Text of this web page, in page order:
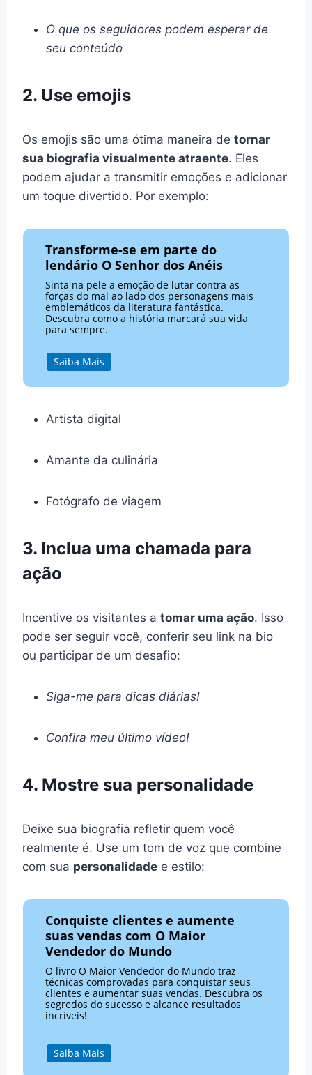
O que os seguidores podem esperar de
seu conteúdo
2. Use emojis
Os emojis são uma ótima maneira de tornar
sua biografia visualmente atraente. Eles
podem ajudar a transmitir emoções e adicionar
um toque divertido. Por exemplo:
Transforme-se em parte do
lendário O Senhor dos Anéis
Sinta na pele a emoção de lutar contra as
forças do mal ao lado dos personagens mais
emblemáticos da literatura fantástica.
Descubra como a história marcará sua vida
para sempre.
Saiba Mais
Artista digital
Amante da culinária
Fotógrafo de viagem
3. Inclua uma chamada para
ação
Incentive os visitantes a tomar uma ação. Isso
pode ser seguir você, conferir seu link na bio
ou participar de um desafio:
Siga-me para dicas diárias!
Confira meu último vídeo!
4. Mostre sua personalidade
Deixe sua biografia refletir quem você
realmente é. Use um tom de voz que combine
com sua personalidade e estilo:
Conquiste clientes e aumente
suas vendas com O Maior
Vendedor do Mundo
O livro O Maior Vendedor do Mundo traz
técnicas comprovadas para conquistar seus
clientes e aumentar suas vendas. Descubra os
segredos do sucesso e alcance resultados
incríveis!
Saiba Mais